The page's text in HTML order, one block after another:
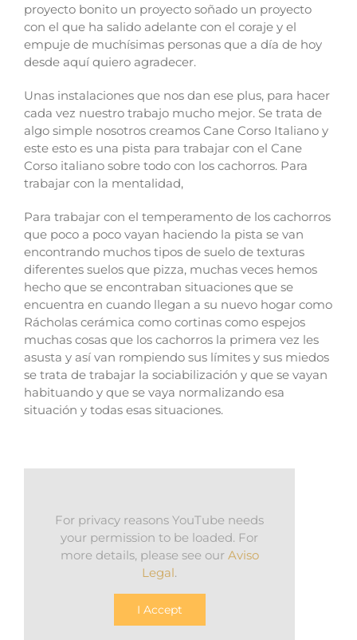
proyecto bonito un proyecto soñado un proyecto
con el que ha salido adelante con el coraje y el
empuje de muchísimas personas que a día de hoy
desde aquí quiero agradecer.
Unas instalaciones que nos dan ese plus, para hacer
cada vez nuestro trabajo mucho mejor. Se trata de
algo simple nosotros creamos Cane Corso Italiano y
este esto es una pista para trabajar con el Cane
Corso italiano sobre todo con los cachorros. Para
trabajar con la mentalidad,
Para trabajar con el temperamento de los cachorros
que poco a poco vayan haciendo la pista se van
encontrando muchos tipos de suelo de texturas
diferentes suelos que pizza, muchas veces hemos
hecho que se encontraban situaciones que se
encuentra en cuando llegan a su nuevo hogar como
Rácholas cerámica como cortinas como espejos
muchas cosas que los cachorros la primera vez les
asusta y así van rompiendo sus límites y sus miedos
se trata de trabajar la sociabilización y que se vayan
habituando y que se vaya normalizando esa
situación y todas esas situaciones.
For privacy reasons YouTube needs
your permission to be loaded. For
more details, please see our Aviso
Legal.
I Accept